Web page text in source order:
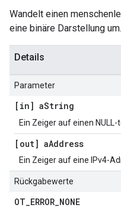
Wandelt einen
eine binäre Darstellung um.
Details
Parameter
[in] aString
Ein Zeiger auf einen
[out] aAddress
Ein Zeiger auf eine IPv4-
Rückgabewerte
OT_ERROR_NONE